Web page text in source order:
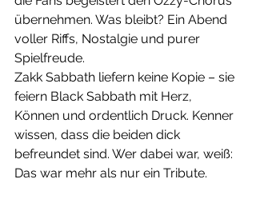
übernehmen. Was bleibt? Ein Abend
voller Riffs, Nostalgie und purer
Spielfreude.
Zakk Sabbath liefern keine Kopie – sie
feiern Black Sabbath mit Herz,
Können und ordentlich Druck. Kenner
wissen, dass die beiden dick
befreundet sind. Wer dabei war, weiß:
Das war mehr als nur ein Tribute.